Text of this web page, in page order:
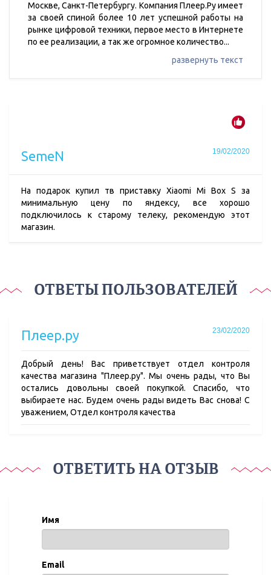
Москве, Санкт-Петербургу. Компания Плеер.Ру имеет
за своей спиной более 10 лет успешной работы на
рынке цифровой техники, первое место в Интернете
по ее реализации, а так же огромное количество...
развернуть текст
SemeN 19/02/2020
На подарок купил тв приставку Xiaomi Mi Box S за
минимальную цену по яндексу, все хорошо
подключилось к старому телеку, рекомендую этот
магазин.
ОТВЕТЫ ПОЛЬЗОВАТЕЛЕЙ
Плеер.ру 23/02/2020
Добрый день! Вас приветствует отдел контроля
качества магазина "Плеер.ру". Мы очень рады, что Вы
остались довольны своей покупкой. Спасибо, что
выбираете нас. Будем очень рады видеть Вас снова! С
уважением, Отдел контроля качества
ОТВЕТИТЬ НА ОТЗЫВ
Имя
Email